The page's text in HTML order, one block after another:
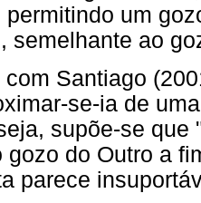
permitindo um
semelhante ao
com Santiago
se-ia de
supõe-se
gozo do Outro a
parece